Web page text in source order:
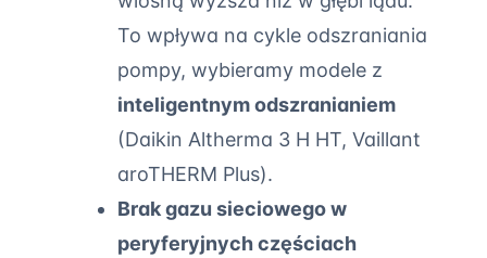
To wpływa na cykle odszraniania
pompy, wybieramy modele z
inteligentnym odszranianiem
(Daikin Altherma 3 H HT, Vaillant
aroTHERM Plus).
Brak gazu sieciowego w
peryferyjnych częściach